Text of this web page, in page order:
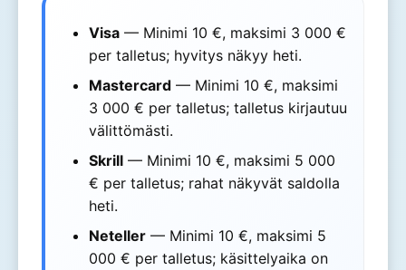
Visa — Minimi 10 €, maksimi 3 000 €
per talletus; hyvitys näkyy heti.
Mastercard — Minimi 10 €, maksimi
3 000 € per talletus; talletus kirjautuu
välittömästi.
Skrill — Minimi 10 €, maksimi 5 000
€ per talletus; rahat näkyvät saldolla
heti.
Neteller — Minimi 10 €, maksimi 5
000 € per talletus; käsittelyaika on